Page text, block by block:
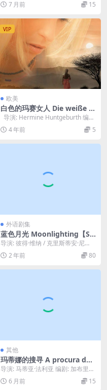
7 月前 15
VIP
欧美
白色的玛赛女人 Die weiße M
assai (2005)
导演: Hermine Huntgeburth 编
剧: Johan...
4 年前 5
外语剧集
蓝色月光 Moonlighting【S0
1-S05】 1985-1988
导演: 彼得·维纳 / 克里斯蒂安·尼
比 / 威尔·麦肯齐 / 温斯顿·希布勒 ...
2 年前 80
其他
玛蒂娜的搜寻 A procura de
Martina (2024)
导演: 马蒂亚·法利亚 编剧: 加布里埃
拉·阿马拉尔 / 马蒂亚·法利亚 主演:...
6 月前 15